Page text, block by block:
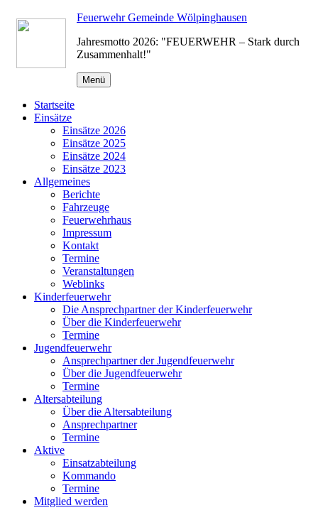
Zum
Inhalt
Feuerwehr Gemeinde Wölpinghausen
Jahresmotto 2026: "FEUERWEHR – Stark durch
Zusammenhalt!"
Menü
Startseite
Einsätze
Einsätze 2026
Einsätze 2025
Einsätze 2024
Einsätze 2023
Allgemeines
Berichte
Fahrzeuge
Feuerwehrhaus
Impressum
Kontakt
Termine
Veranstaltungen
Weblinks
Kinderfeuerwehr
Die Ansprechpartner der Kinderfeuerwehr
Über die Kinderfeuerwehr
Termine
Jugendfeuerwehr
Ansprechpartner der Jugendfeuerwehr
Über die Jugendfeuerwehr
Termine
Altersabteilung
Über die Altersabteilung
Ansprechpartner
Termine
Aktive
Einsatzabteilung
Kommando
Termine
Mitglied werden